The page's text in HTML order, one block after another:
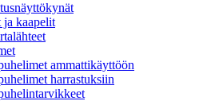
kaapelit
ammattikäyttöön
harrastuksiin